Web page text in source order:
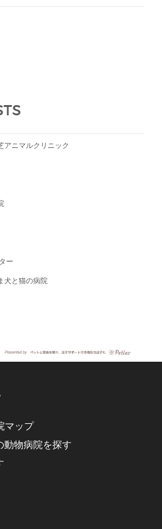
アニマルクリニック
ー
犬と猫の病院
マップ
動物病院を探す